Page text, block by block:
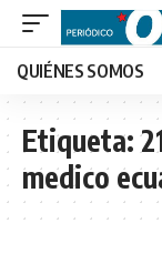
QUIÉNES SOMOS
Etiqueta:
medico